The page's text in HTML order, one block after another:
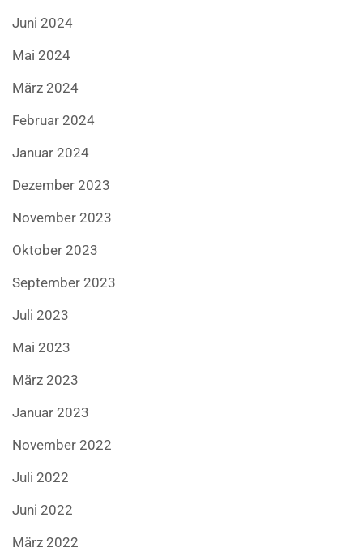
Juni 2024
Mai 2024
März 2024
Februar 2024
Januar 2024
Dezember 2023
November 2023
Oktober 2023
September 2023
Juli 2023
Mai 2023
März 2023
Januar 2023
November 2022
Juli 2022
Juni 2022
März 2022